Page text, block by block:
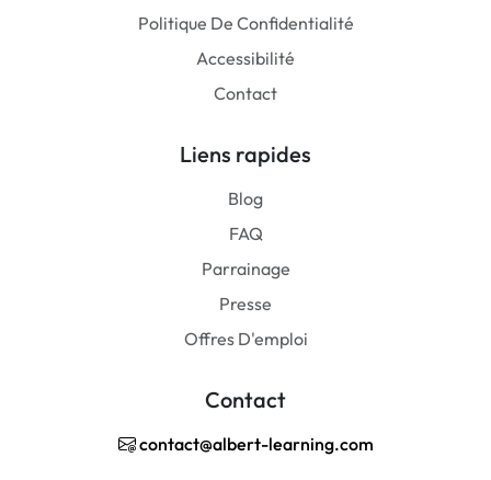
Politique De Confidentialité
Accessibilité
Contact
Liens rapides
Blog
FAQ
Parrainage
Presse
Offres D'emploi
Contact
contact@albert-learning.com